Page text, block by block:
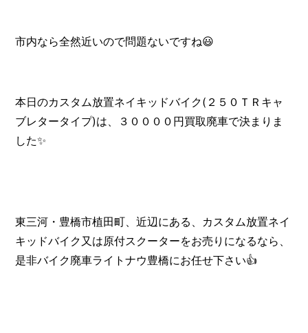
市内なら全然近いので問題ないですね😃
本日のカスタム放置ネイキッドバイク(２５０ＴＲキャ
ブレタータイプ)は、３００００円買取廃車で決まりま
した✨
東三河・豊橋市植田町、近辺にある、カスタム放置ネイ
キッドバイク又は原付スクーターをお売りになるなら、
是非バイク廃車ライトナウ豊橋にお任せ下さい👍️